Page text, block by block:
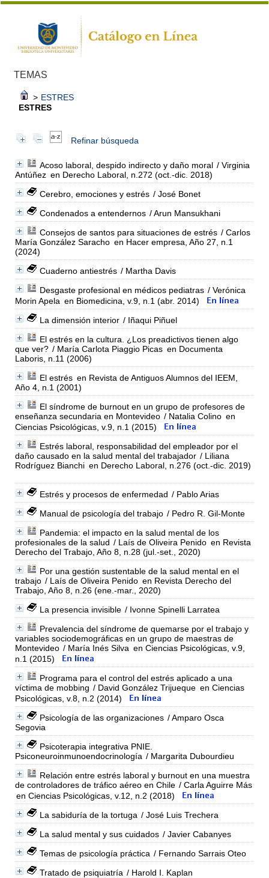
TEMAS
> ESTRES
ESTRES
Refinar búsqueda
Acoso laboral, despido indirecto y daño moral / Virginia
Antúñez en Derecho Laboral, n.272 (oct.-dic. 2018)
Cerebro, emociones y estrés / José Bonet
Condenados a entendernos / Arun Mansukhani
Consejos de santos para situaciones de estrés / Carlos
María González Saracho en Hacer empresa, Año 27, n.1
(2024)
Cuaderno antiestrés / Martha Davis
Desgaste profesional en médicos pediatras / Verónica
Morin Apela en Biomedicina, v.9, n.1 (abr. 2014)
La dimensión interior / Iñaqui Piñuel
El estrés en la cultura. ¿Los preadictivos tienen algo
que ver? / María Carlota Piaggio Picas en Documenta
Laboris, n.11 (2006)
El estrés en Revista de Antiguos Alumnos del IEEM,
Año 4, n.1 (2001)
El síndrome de burnout en un grupo de profesores de
enseñanza secundaria en Montevideo / Natalia Colino en
Ciencias Psicológicas, v.9, n.1 (2015)
Estrés laboral, responsabilidad del empleador por el
daño causado en la salud mental del trabajador / Liliana
Rodríguez Bianchi en Derecho Laboral, n.276 (oct.-dic. 2019)
Estrés y procesos de enfermedad / Pablo Arias
Manual de psicología del trabajo / Pedro R. Gil-Monte
Pandemia: el impacto en la salud mental de los
profesionales de la salud / Laís de Oliveira Penido en Revista
Derecho del Trabajo, Año 8, n.28 (jul.-set., 2020)
Por una gestión sustentable de la salud mental en el
trabajo / Laís de Oliveira Penido en Revista Derecho del
Trabajo, Año 8, n.26 (ene.-mar., 2020)
La presencia invisible / Ivonne Spinelli Larratea
Prevalencia del síndrome de quemarse por el trabajo y
variables sociodemográficas en un grupo de maestras de
Montevideo / María Inés Silva en Ciencias Psicológicas, v.9,
n.1 (2015)
Programa para el control del estrés aplicado a una
víctima de mobbing / David González Trijueque en Ciencias
Psicológicas, v.8, n.2 (2014)
Psicología de las organizaciones / Amparo Osca
Segovia
Psicoterapia integrativa PNIE.
Psiconeuroinmunoendocrinología / Margarita Dubourdieu
Relación entre estrés laboral y burnout en una muestra
de controladores de tráfico aéreo en Chile / Carla Aguirre Más
en Ciencias Psicológicas, v.12, n.2 (2018)
La sabiduría de la tortuga / José Luis Trechera
La salud mental y sus cuidados / Javier Cabanyes
Temas de psicología práctica / Fernando Sarrais Oteo
Tratado de psiquiatría / Harold I. Kaplan